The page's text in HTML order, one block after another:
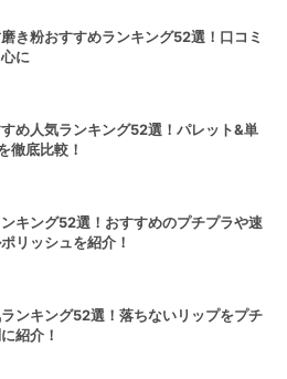
き粉おすすめランキング52選！口コミ
に
め人気ランキング52選！パレット&単
徹底比較！
キング52選！おすすめのプチプラや速
リッシュを紹介！
ンキング52選！落ちないリップをプチ
紹介！